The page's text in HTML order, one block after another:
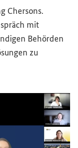
Chersons.
mit
Behörden
zu